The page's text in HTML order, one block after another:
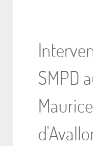
SMPD